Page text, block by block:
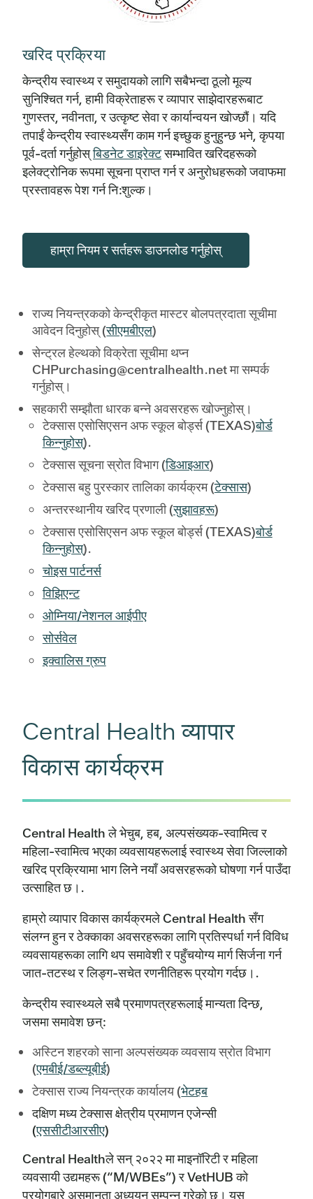
खरिद प्रक्रिया
केन्द्रीय स्वास्थ्य र समुदायको लागि सबैभन्दा ठूलो मूल्य
सुनिश्चित गर्न, हामी विक्रेताहरू र व्यापार साझेदारहरूबाट
गुणस्तर, नवीनता, र उत्कृष्ट सेवा र कार्यान्वयन खोज्छौं। यदि
तपाईं केन्द्रीय स्वास्थ्यसँग काम गर्न इच्छुक हुनुहुन्छ भने, कृपया
पूर्व-दर्ता गर्नुहोस्बिडनेट डाइरेक्टसम्भावित खरिदहरूको
इलेक्ट्रोनिक रूपमा सूचना प्राप्त गर्न र अनुरोधहरूको जवाफमा
प्रस्तावहरू पेश गर्न नि:शुल्क।
हाम्रा नियम र सर्तहरू डाउनलोड गर्नुहोस्
राज्य नियन्त्रकको केन्द्रीकृत मास्टर बोलपत्रदाता सूचीमा
आवेदन दिनुहोस् (सीएमबीएल)
सेन्ट्रल हेल्थको विक्रेता सूचीमा थप्न
CHPurchasing@centralhealth.net मा सम्पर्क
गर्नुहोस्।
सहकारी सम्झौता धारक बन्ने अवसरहरू खोज्नुहोस्।
टेक्सास एसोसिएसन अफ स्कूल बोर्ड्स (TEXAS)बोर्ड
किन्नुहोस्).
टेक्सास सूचना स्रोत विभाग (डिआइआर)
टेक्सास बहु पुरस्कार तालिका कार्यक्रम (टेक्सास)
अन्तरस्थानीय खरिद प्रणाली (सुझावहरू)
टेक्सास एसोसिएसन अफ स्कूल बोर्ड्स (TEXAS)बोर्ड
किन्नुहोस्).
चोइस पार्टनर्स
विझिएन्ट
ओम्निया/नेशनल आईपीए
सोर्सवेल
इक्वालिस ग्रुप
Central Health व्यापार
विकास कार्यक्रम
Central Health ले भेचुब, हब, अल्पसंख्यक-स्वामित्व र
महिला-स्वामित्व भएका व्यवसायहरूलाई स्वास्थ्य सेवा जिल्लाको
खरिद प्रक्रियामा भाग लिने नयाँ अवसरहरूको घोषणा गर्न पाउँदा
उत्साहित छ।.
हाम्रो व्यापार विकास कार्यक्रमले Central Health सँग
संलग्न हुन र ठेक्काका अवसरहरूका लागि प्रतिस्पर्धा गर्न विविध
व्यवसायहरूका लागि थप समावेशी र पहुँचयोग्य मार्ग सिर्जना गर्न
जात-तटस्थ र लिङ्ग-सचेत रणनीतिहरू प्रयोग गर्दछ।.
केन्द्रीय स्वास्थ्यले सबै प्रमाणपत्रहरूलाई मान्यता दिन्छ,
जसमा समावेश छन्:
अस्टिन शहरको साना अल्पसंख्यक व्यवसाय स्रोत विभाग
(एमबीई/डब्ल्यूबीई)
टेक्सास राज्य नियन्त्रक कार्यालय (भेटहब
दक्षिण मध्य टेक्सास क्षेत्रीय प्रमाणन एजेन्सी
(एससीटीआरसीए)
Central Healthले सन् २०२२ मा माइनॉरिटी र महिला
व्यवसायी उद्यमहरू (“M/WBEs”) र VetHUB को
प्रयोगबारे असमानता अध्ययन सम्पन्न गरेको छ। यस